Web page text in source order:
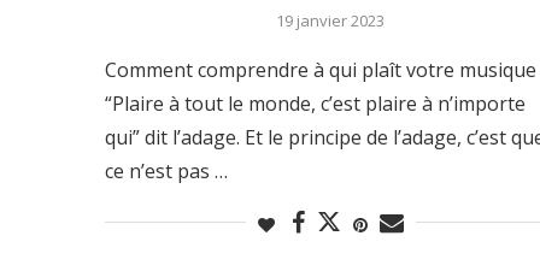
19 janvier 2023
Comment comprendre à qui plaît votre musique
“Plaire à tout le monde, c’est plaire à n’importe
qui” dit l’adage. Et le principe de l’adage, c’est
ce n’est pas …